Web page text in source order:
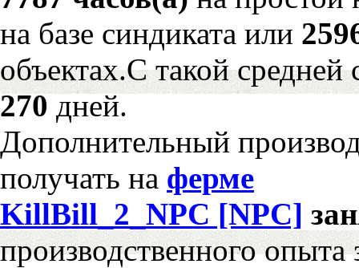
на базе синдиката или
объектах.С такой средней
270дней.
Дополнительный
получать на ферме
KillBill_2_NPC [NPC]
производственного опыта